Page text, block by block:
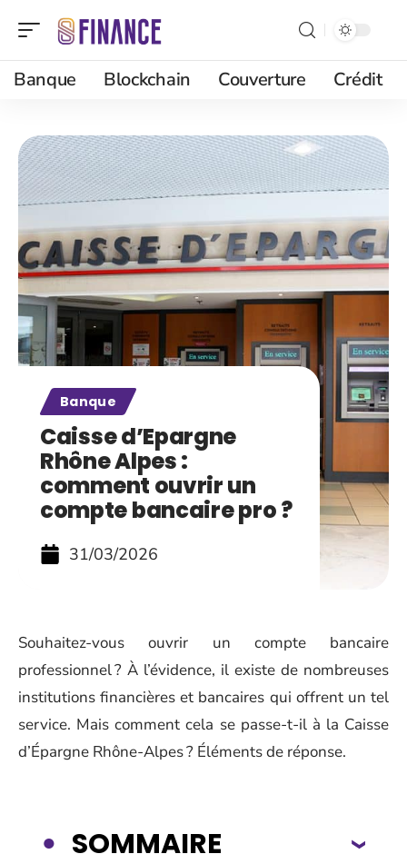
Banque Blockchain Couverture Crédit
Banque
Caisse d’Epargne
Rhône Alpes :
comment ouvrir un
compte bancaire pro ?
31/03/2026
Souhaitez-vous ouvrir un compte bancaire
professionnel ? À l’évidence, il existe de nombreuses
institutions financières et bancaires qui offrent un tel
service. Mais comment cela se passe-t-il à la Caisse
d’Épargne Rhône-Alpes ? Éléments de réponse.
SOMMAIRE